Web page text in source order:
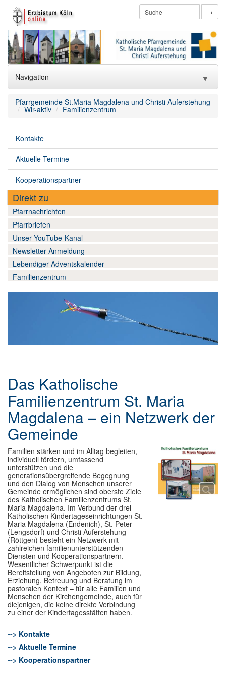
→
Navigation ▼
Home
Aktuelles
Wir-über uns
Wir-katholisch
Wir-aktiv
Wir-hier und jetzt
Datenschutz
Pfarrgemeinde St.Maria Magdalena und Christi Auferstehung
Wir-aktiv Familienzentrum
Kontakte
Aktuelle Termine
Kooperationspartner
Direkt zu
Pfarrnachrichten
Pfarrbriefen
Unser YouTube-Kanal
Newsletter Anmeldung
Lebendiger Adventskalender
Familienzentrum
Das Katholische
Familienzentrum St. Maria
Magdalena – ein Netzwerk der
Gemeinde
Familien stärken und im Alltag begleiten,
individuell fördern, umfassend
unterstützen und die
generationsübergreifende Begegnung
und den Dialog von Menschen unserer
Gemeinde ermöglichen sind oberste Ziele
des Katholischen Familienzentrums St.
Maria Magdalena. Im Verbund der drei
Katholischen Kindertageseinrichtungen St.
Maria Magdalena (Endenich), St. Peter
(Lengsdorf) und Christi Auferstehung
(Röttgen) besteht ein Netzwerk mit
zahlreichen familienunterstützenden
Diensten und Kooperationspartnern.
Wesentlicher Schwerpunkt ist die
Bereitstellung von Angeboten zur Bildung,
Erziehung, Betreuung und Beratung im
pastoralen Kontext – für alle Familien und
Menschen der Kirchengemeinde, auch für
diejenigen, die keine direkte Verbindung
zu einer der Kindertagesstätten haben.
--> Kontakte
--> Aktuelle Termine
--> Kooperationspartner